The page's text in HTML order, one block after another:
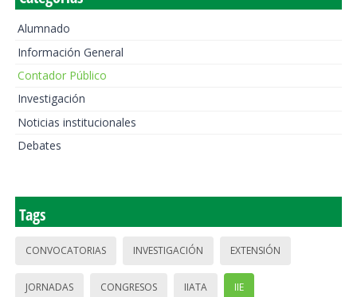
Alumnado
Información General
Contador Público
Investigación
Noticias institucionales
Debates
Tags
CONVOCATORIAS INVESTIGACIÓN EXTENSIÓN
JORNADAS CONGRESOS IIATA IIE